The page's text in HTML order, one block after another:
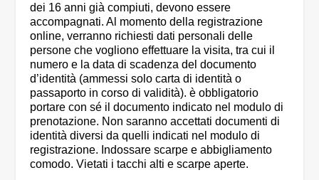
dei 16 anni già compiuti, devono essere
accompagnati. Al momento della registrazione
online, verranno richiesti dati personali delle
persone che vogliono effettuare la visita, tra cui il
numero e la data di scadenza del documento
d’identità (ammessi solo carta di identità o
passaporto in corso di validità). è obbligatorio
portare con sé il documento indicato nel modulo di
prenotazione. Non saranno accettati documenti di
identità diversi da quelli indicati nel modulo di
registrazione. Indossare scarpe e abbigliamento
comodo. Vietati i tacchi alti e scarpe aperte.